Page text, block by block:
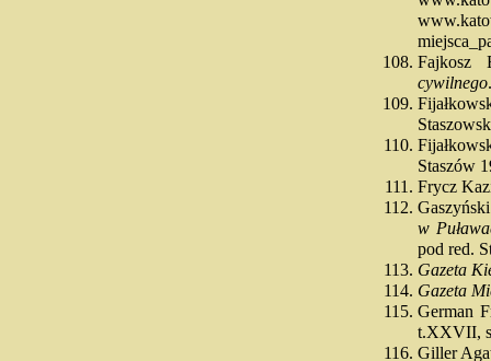
Fajkosz
cywilnego
Staszów
Frycz
w
pod red.
Gazeta
Gazeta
German
t.XXVII,
Giller